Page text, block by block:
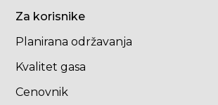
Za korisnike
Planirana održavanja
Kvalitet gasa
Cenovnik